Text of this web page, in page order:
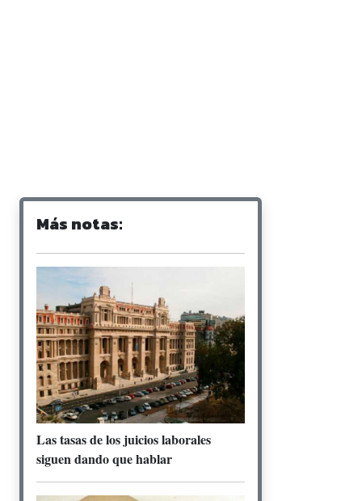
Más notas:
Las tasas de los juicios laborales
siguen dando que hablar